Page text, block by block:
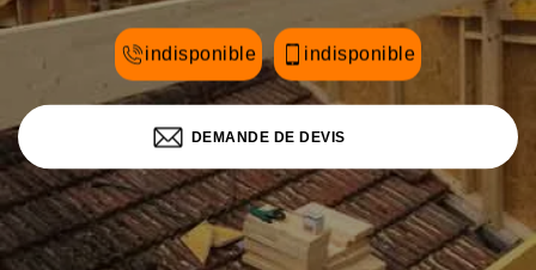
indisponible indisponible
DEMANDE DE DEVIS